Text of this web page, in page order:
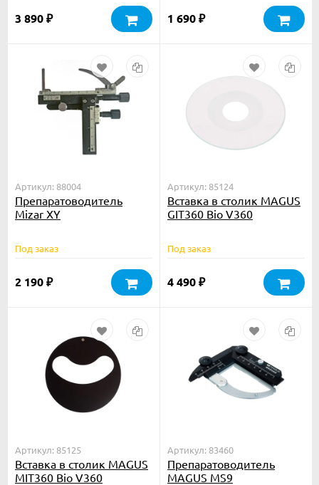
3 890 ₽ 1 690 ₽
Артикул: 88004
Препаратоводитель
Mizar XY
Под заказ
2 190 ₽
Артикул: 85124
Вставка в столик MAGUS
GIT360 Bio V360
Под заказ
4 490 ₽
Артикул: 85125
Вставка в столик MAGUS
MIT360 Bio V360
Артикул: 83460
Препаратоводитель
MAGUS MS9